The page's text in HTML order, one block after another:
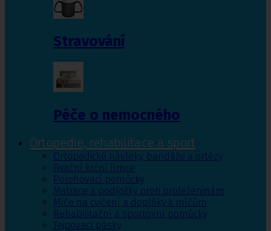
Stravování
Péče o nemocného
Ortopedie, rehabilitace a sport
Ortopedické návleky, bandáže a ortézy
Fixační krční límce
Polohovací pomůcky
Matrace a podložky proti proleženinám
Míče na cvičení a doplňky k míčům
Rehabilitační a sportovní pomůcky
Tejpovací pásky